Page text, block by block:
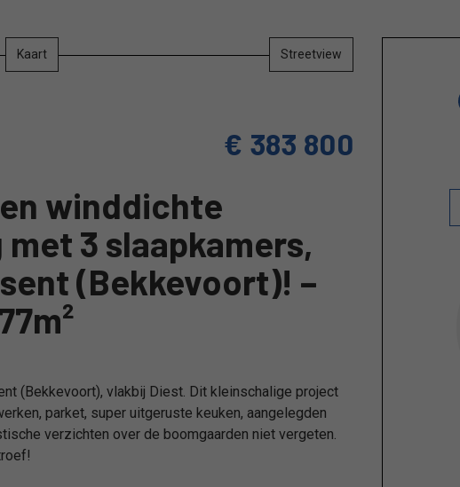
winddichte
3 slaapkamers,
(Bekkevoort)! –
€ 383 800
Kaart Streetview
(Bekkevoort), vlakbij Diest. Dit kleinschalige project
parket, super uitgeruste keuken, aangelegden
verzichten over de boomgaarden niet vergeten.